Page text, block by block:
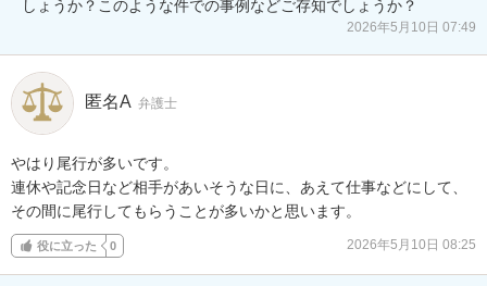
しょうか？このような件での事例などご存知でしょうか？
2026年5月10日 07:49
匿名A 弁護士
やはり尾行が多いです。
連休や記念日など相手があいそうな日に、あえて仕事などにして、
その間に尾行してもらうことが多いかと思います。
役に立った 0 2026年5月10日 08:25